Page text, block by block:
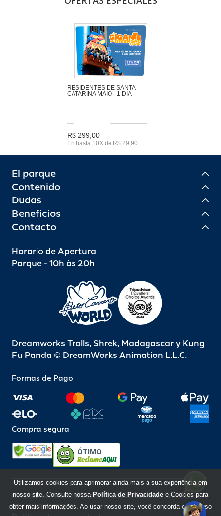
RESIDENTES DE SANTA
CATARINA MAIO - 1 DIA
R$ 299,00
En hasta 10X de R$ 29,90
El parque
Contenido
Dudas
Beneficios
Contacto
Horario de Apertura
Parque - 10h às 20h
Dreamworks Trolls, Shrek, Madagascar y Kung
Fu Panda © DreamWorks Animation L.L.C.
Formas de Pago
Compra segura
ÓTIMO
Beto Carrero World @ 2026 / Todos los derechos reservados
85.248.987/0001-10
Utilizamos cookies para aprimorar ainda mais a sua experiência em
nosso site. Consulte nossa Política de Privacidade e Cookies para
obter mais informações. Ao usar nosso site, você concorda com o uso